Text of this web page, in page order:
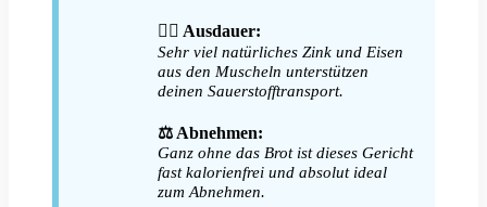
🏃‍♀️ Ausdauer:
Sehr viel natürliches Zink und Eisen
aus den Muscheln unterstützen
deinen Sauerstofftransport.
⚖️ Abnehmen:
Ganz ohne das Brot ist dieses Gericht
fast kalorienfrei und absolut ideal
zum Abnehmen.